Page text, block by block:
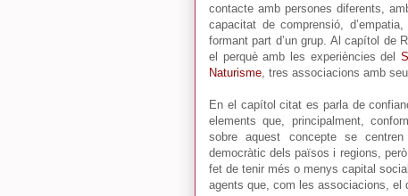
contacte amb persones diferents,
capacitat de comprensió,
formant part d’un grup. Al capítol de
el perquè amb les experiències del
Naturisme, tres associacions amb
En el capítol citat es parla de
elements que, principalment,
sobre aquest concepte se centren
democràtic dels països i regions,
fet de tenir més o menys capital
agents que, com les associacions, el